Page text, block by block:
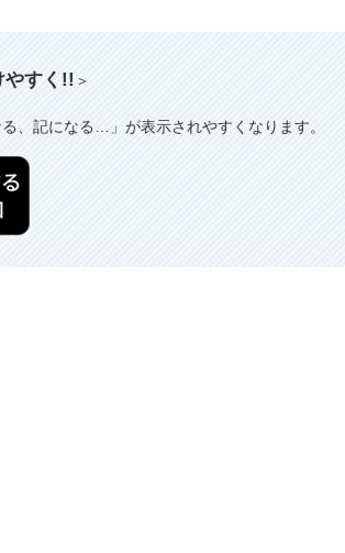
やすく!! ＞
、記になる…」が表示されやすくなります。